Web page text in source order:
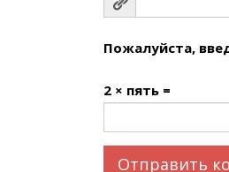
Пожалуйста,
2 × пять =